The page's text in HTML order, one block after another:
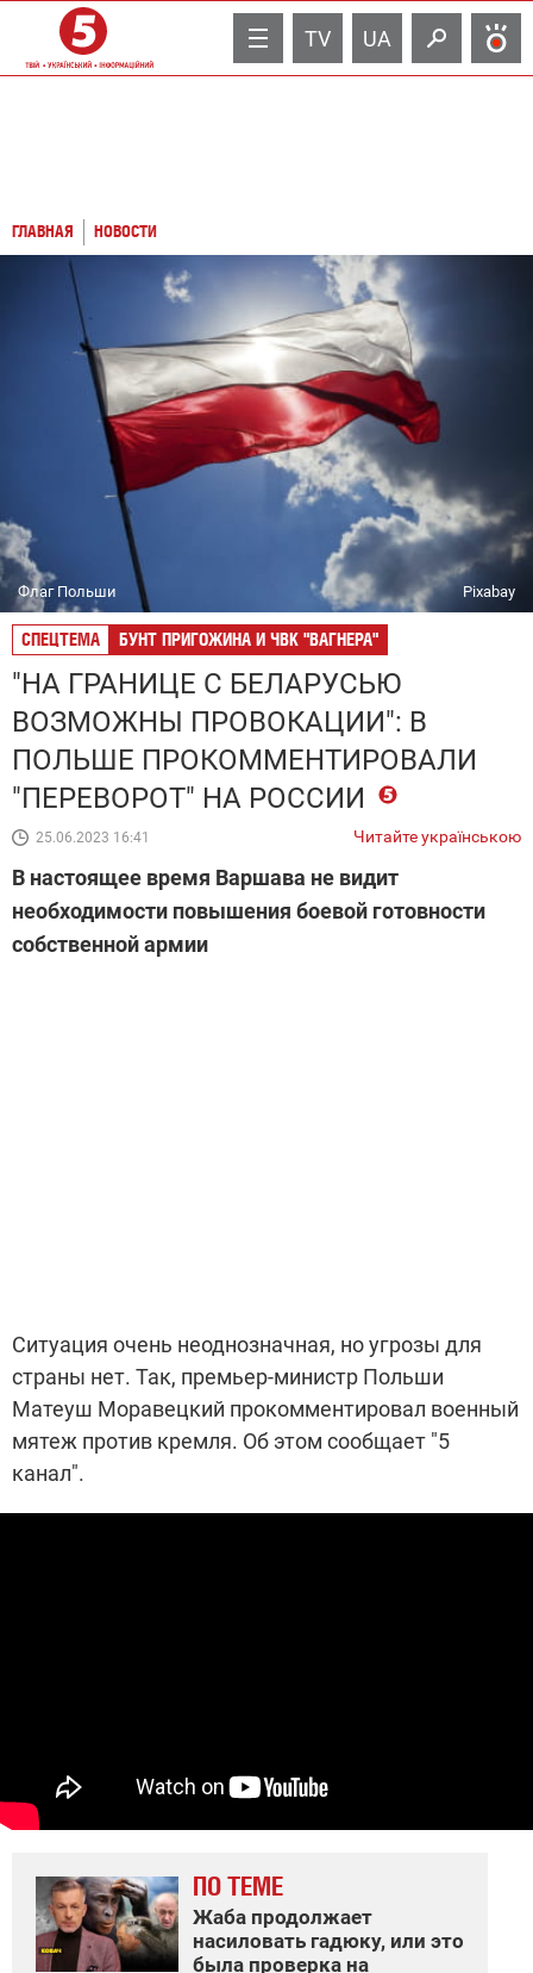
TV UA
ГЛАВНАЯ НОВОСТИ
Флаг Польши Pixabay
СПЕЦТЕМА БУНТ ПРИГОЖИНА И ЧВК "ВАГНЕРА"
"НА ГРАНИЦЕ С БЕЛАРУСЬЮ
ВОЗМОЖНЫ ПРОВОКАЦИИ": В
ПОЛЬШЕ ПРОКОММЕНТИРОВАЛИ
"ПЕРЕВОРОТ" НА РОССИИ
25.06.2023 16:41 Читайте українською
В настоящее время Варшава не видит
необходимости повышения боевой готовности
собственной армии
Ситуация очень неоднозначная, но угрозы для
страны нет. Так, премьер-министр Польши
Матеуш Моравецкий прокомментировал военный
мятеж против кремля. Об этом сообщает "5
канал".
ПО ТЕМЕ
Жаба продолжает
насиловать гадюку, или это
была проверка на